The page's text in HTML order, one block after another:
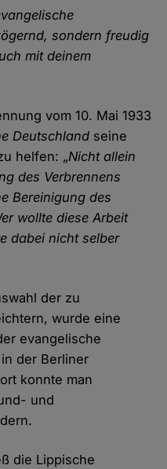
sondern freudig
mit deinem
vom 10. Mai 1933
Deutschland seine
helfen: „Nicht allein
des Verbrennens
Bereinigung des
wollte diese Arbeit
dabei nicht selber
der zu
wurde eine
evangelische
der Berliner
konnte man
und
die Lippische